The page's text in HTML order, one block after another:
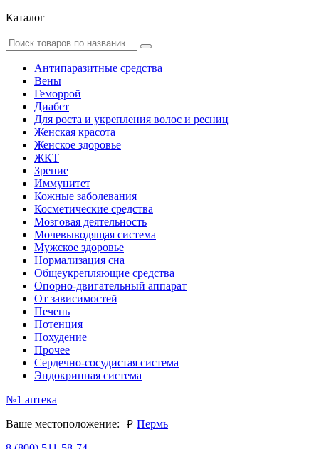
Каталог
Антипаразитные средства
Вены
Геморрой
Диабет
Для роста и укрепления волос и ресниц
Женская красота
Женское здоровье
ЖКТ
Зрение
Иммунитет
Кожные заболевания
Косметические средства
Мозговая деятельность
Мочевыводящая система
Мужское здоровье
Нормализация сна
Общеукрепляющие средства
Опорно-двигательный аппарат
От зависимостей
Печень
Потенция
Похудение
Прочее
Сердечно-сосудистая система
Эндокринная система
№1 аптека
Ваше местоположение:
руб. Пермь